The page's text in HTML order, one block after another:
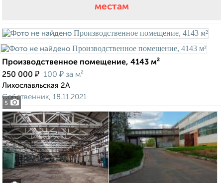
местам
5
Производственное помещение, 4143 м²
250 000 ₽ 100 ₽ за м²
Лихославльская 2А
Собственник, 18.11.2021